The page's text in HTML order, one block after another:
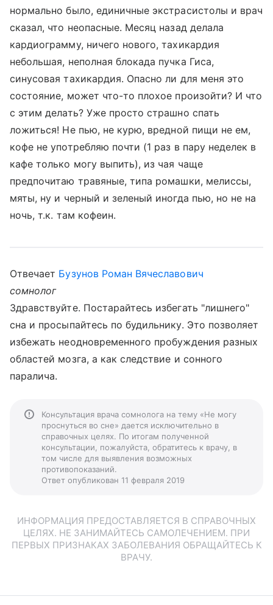
нормально было, единичные экстрасистолы и врач
сказал, что неопасные. Месяц назад делала
кардиограмму, ничего нового, тахикардия
небольшая, неполная блокада пучка Гиса,
синусовая тахикардия. Опасно ли для меня это
состояние, может что-то плохое произойти? И что
с этим делать? Уже просто страшно спать
ложиться! Не пью, не курю, вредной пищи не ем,
кофе не употребляю почти (1 раз в пару неделек в
кафе только могу выпить), из чая чаще
предпочитаю травяные, типа ромашки, мелиссы,
мяты, ну и черный и зеленый иногда пью, но не на
ночь, т.к. там кофеин.
Отвечает Бузунов Роман Вячеславович
сомнолог
Здравствуйте. Постарайтесь избегать "лишнего"
сна и просыпайтесь по будильнику. Это позволяет
избежать неодновременного пробуждения разных
областей мозга, а как следствие и сонного
паралича.
Консультация врача сомнолога на тему «Не могу
проснуться во сне» дается исключительно в
справочных целях. По итогам полученной
консультации, пожалуйста, обратитесь к врачу, в
том числе для выявления возможных
противопоказаний.
Ответ опубликован 11 февраля 2019
ИНФОРМАЦИЯ ПРЕДОСТАВЛЯЕТСЯ В СПРАВОЧНЫХ
ЦЕЛЯХ. НЕ ЗАНИМАЙТЕСЬ САМОЛЕЧЕНИЕМ. ПРИ
ПЕРВЫХ ПРИЗНАКАХ ЗАБОЛЕВАНИЯ ОБРАЩАЙТЕСЬ К
ВРАЧУ.